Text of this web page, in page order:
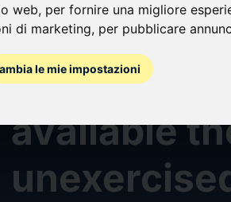
web, per fornire una migliore
di marketing, per pubblicare
le mie impostazioni
Messa a
relativo ai
available